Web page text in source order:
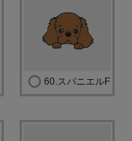
60.スパニエルF